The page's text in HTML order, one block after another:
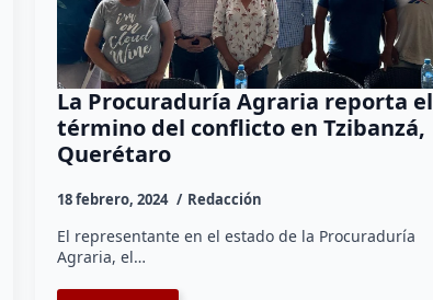
La Procuraduría Agraria reporta el
término del conflicto en Tzibanzá,
Querétaro
18 febrero, 2024 Redacción
El representante en el estado de la Procuraduría
Agraria, el…